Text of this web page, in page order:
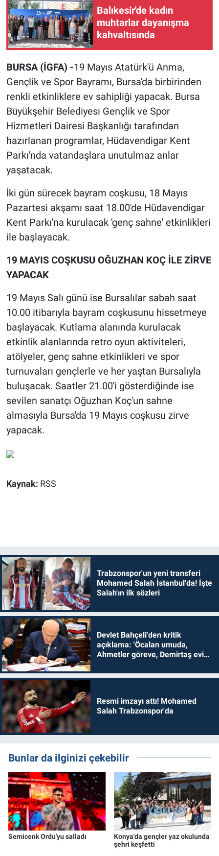
Balıkesir'de kadın
muhtarlar dayanışma
kahvaltısında
BURSA (İGFA) -19 Mayıs Atatürk'ü Anma,
Gençlik ve Spor Bayramı, Bursa'da birbirinden
renkli etkinliklere ev sahipliği yapacak. Bursa
Büyükşehir Belediyesi Gençlik ve Spor
Hizmetleri Dairesi Başkanlığı tarafından
hazırlanan programlar, Hüdavendigar Kent
Parkı'nda vatandaşlara unutulmaz anlar
yaşatacak.
İki gün sürecek bayram coşkusu, 18 Mayıs
Pazartesi akşamı saat 18.00'de Hüdavendigar
Kent Parkı'na kurulacak 'genç sahne' etkinlikleri
ile başlayacak.
19 MAYIS COŞKUSU OĞUZHAN KOÇ İLE ZİRVE
YAPACAK
19 Mayıs Salı günü ise Bursalılar sabah saat
10.00 itibarıyla bayram coşkusunu hissetmeye
başlayacak. Kutlama alanında kurulacak
etkinlik alanlarında retro oyun aktiviteleri,
atölyeler, genç sahne etkinlikleri ve spor
turnuvaları gençlerle ve her yaştan Bursalıyla
buluşacak. Saatler 21.00'i gösterdiğinde ise
sevilen sanatçı Oğuzhan Koç'un sahne
almasıyla Bursa'da 19 Mayıs coşkusu zirve
yapacak.
Kaynak: RSS
Trabzonspor'un yeni transferi
Mohamed Salah İstanbul'da! İşte
Salah'ın ilk sözleri
Devlet Bahçeli'den kritik
açıklama: 'Öcalan umuda,
Ahmetler göreve, Demirtaş evine
Resmi imzayı attı! Mohamed
Salah Trabzonspor'da
Bunlar da ilginizi çekebilir
Semicenk Ordu'yu salladı
Konya'da gençler yaz okulunda
şehri keşfetti